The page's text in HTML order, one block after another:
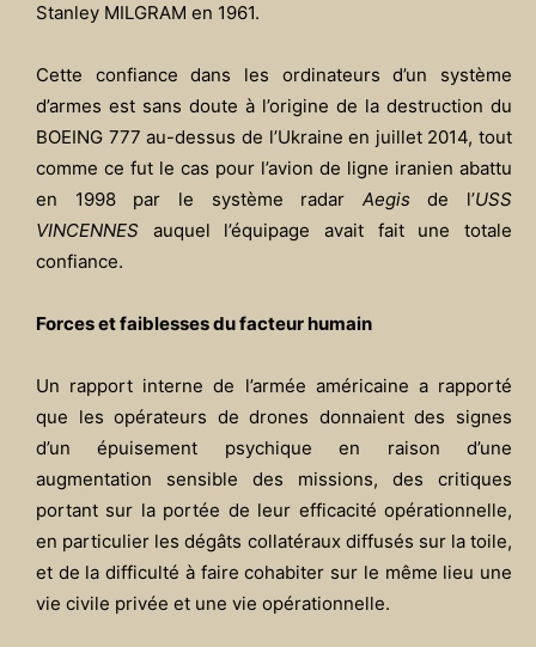
Stanley MILGRAM en 1961.
Cette confiance dans les ordinateurs d’un système
d’armes est sans doute à l’origine de la destruction du
BOEING 777 au-dessus de l’Ukraine en juillet 2014, tout
comme ce fut le cas pour l’avion de ligne iranien abattu
en 1998 par le système radar Aegis de l’USS
VINCENNES auquel l’équipage avait fait une totale
confiance.
Forces et faiblesses du facteur humain
Un rapport interne de l’armée américaine a rapporté
que les opérateurs de drones donnaient des signes
d’un épuisement psychique en raison d’une
augmentation sensible des missions, des critiques
portant sur la portée de leur efficacité opérationnelle,
en particulier les dégâts collatéraux diffusés sur la toile,
et de la difficulté à faire cohabiter sur le même lieu une
vie civile privée et une vie opérationnelle.